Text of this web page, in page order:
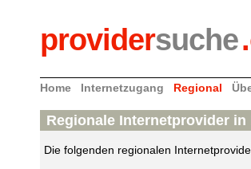
providersuche
Home Internetzugang Regional
Regionale Internetprovider in
Die folgenden regionalen